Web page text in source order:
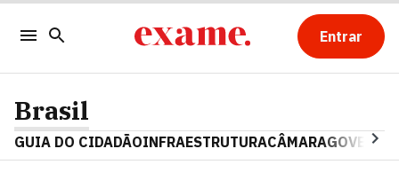
Entrar
Brasil
GUIA DO CIDADÃOINFRAESTRUTURACÂMARAGOVERNO